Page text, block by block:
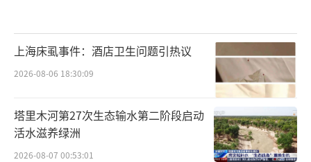
上海床虱事件：酒店卫生问题引热议
2026-08-06 18:30:09
塔里木河第27次生态输水第二阶段启动
活水滋养绿洲
2026-08-07 00:53:01